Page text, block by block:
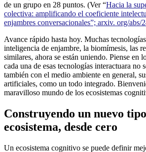
de un grupo en 28 puntos. (Ver “Hacia la
colectiva: amplificando el coeficiente
enjambres conversacionales”; arxiv. org/abs/
Avance rápido hasta hoy. Muchas
inteligencia de enjambre, la biomímesis, las
similares, ahora se están uniendo. Piense en
cada una de esas tecnologías interactuara no
también con el medio ambiente en general,
artificiales, como un todo integrado.
maravilloso mundo de los ecosistemas
Construyendo un nuevo
ecosistema, desde cero
Un ecosistema cognitivo se puede definir